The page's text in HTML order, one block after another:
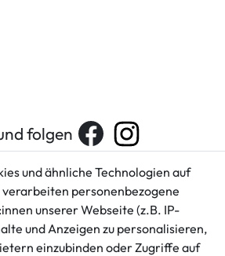
folgen
Rechtliches
AGB
Impressum
und ähnliche Technologien auf
personenbezogene
unserer Webseite (z.B. IP-
und Anzeigen zu personalisieren,
einzubinden oder Zugriffe auf